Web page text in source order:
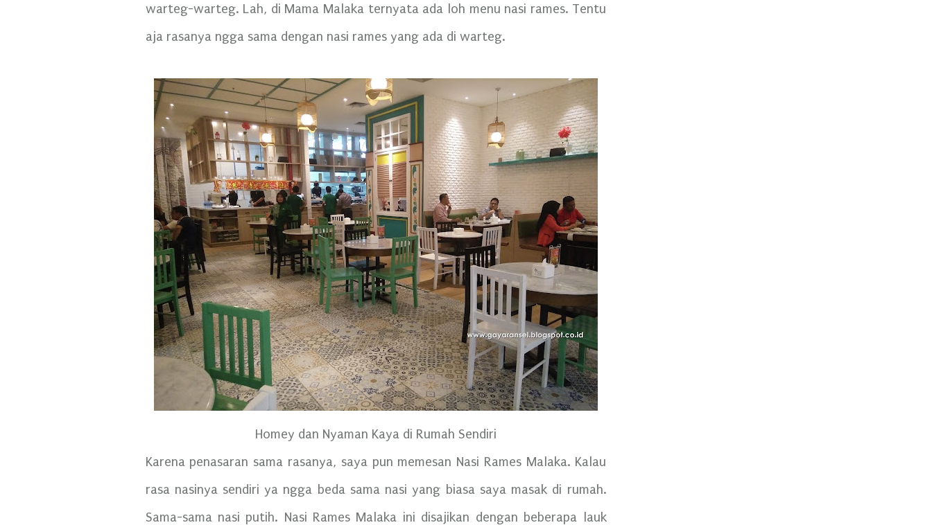
warteg-warteg. Lah, di Mama Malaka ternyata ada loh menu nasi rames. Tentu
aja rasanya ngga sama dengan nasi rames yang ada di warteg.
Homey dan Nyaman Kaya di Rumah Sendiri
Karena penasaran sama rasanya, saya pun memesan Nasi Rames Malaka. Kalau
rasa nasinya sendiri ya ngga beda sama nasi yang biasa saya masak di rumah.
Sama-sama nasi putih. Nasi Rames Malaka ini disajikan dengan beberapa lauk